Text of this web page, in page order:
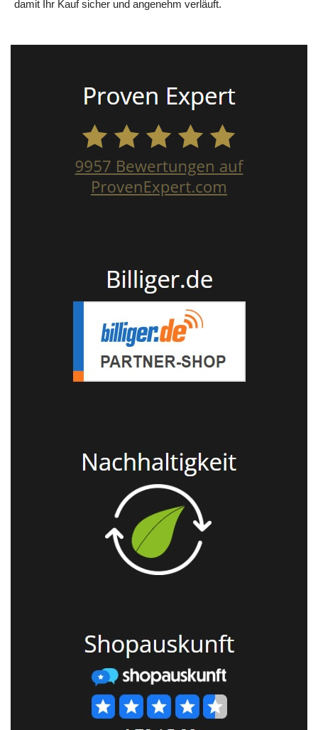
damit Ihr Kauf sicher und angenehm verläuft.